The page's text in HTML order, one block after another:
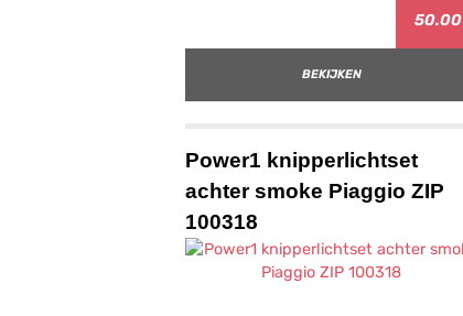
50.00
BEKIJKEN
Power1 knipperlichtset
achter smoke Piaggio ZIP
100318